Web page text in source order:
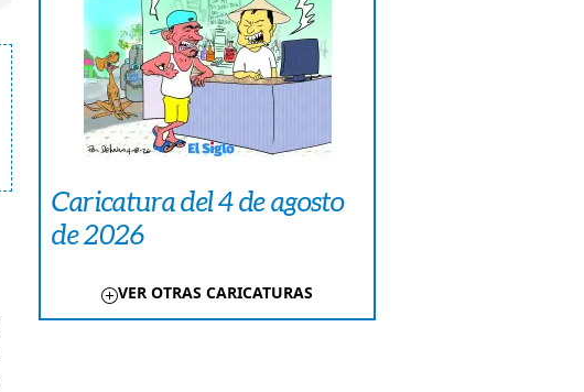
Caricatura del 4 de agosto
de 2026
VER OTRAS CARICATURAS